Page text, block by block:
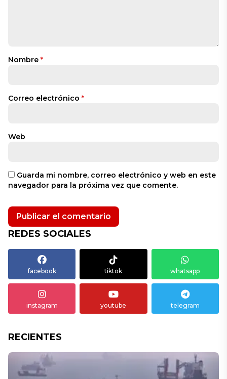
Nombre *
Correo electrónico *
Web
Guarda mi nombre, correo electrónico y web en este
navegador para la próxima vez que comente.
REDES SOCIALES
facebook tiktok whatsapp
instagram youtube telegram
RECIENTES